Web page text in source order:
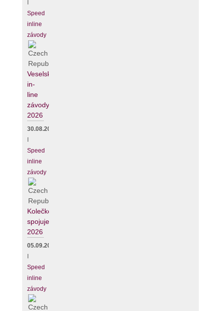
Speed
inline
závody
Veselské
in-
line
závody
2026
30.08.2026
Speed
inline
závody
Kolečko
spojuje
2026
05.09.2026
Speed
inline
závody